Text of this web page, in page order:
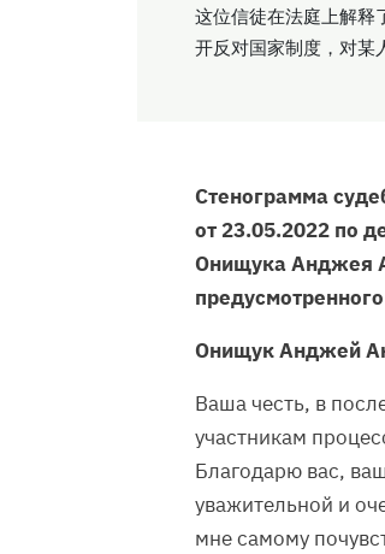
这位信徒在法庭上解释
开反对国家制度，对某
Стенограмма
от 23.05.2022 по
Онищука Анджея
Онищук Анджей
Ваша честь, в
участникам
Благодарю вас,
уважительной и
мне самому